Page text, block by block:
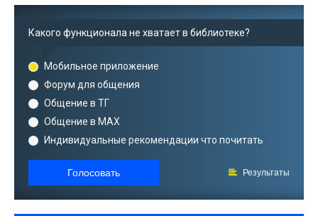
Какого функционала не хватает в библиотеке?
Мобильное приложение
Форум для общения
Общение в ТГ
Общение в MAX
Индивидуальные рекомендации что почитать
Голосовать Результаты